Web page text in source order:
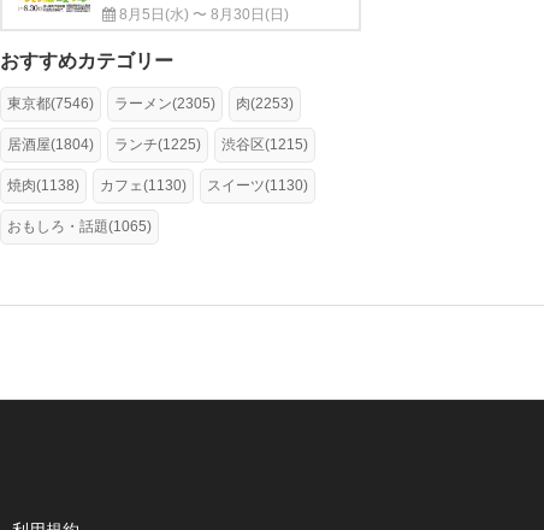
8月5日(水) 〜 8月30日(日)
おすすめカテゴリー
東京都(7546) ラーメン(2305) 肉(2253)
居酒屋(1804) ランチ(1225) 渋谷区(1215)
焼肉(1138) カフェ(1130) スイーツ(1130)
おもしろ・話題(1065)